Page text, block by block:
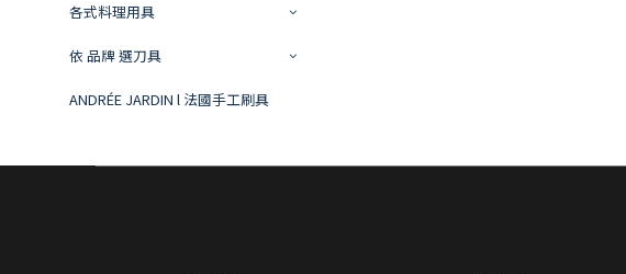
各式料理用具
依 品牌 選刀具
ANDRÉE JARDIN l 法國手工刷具